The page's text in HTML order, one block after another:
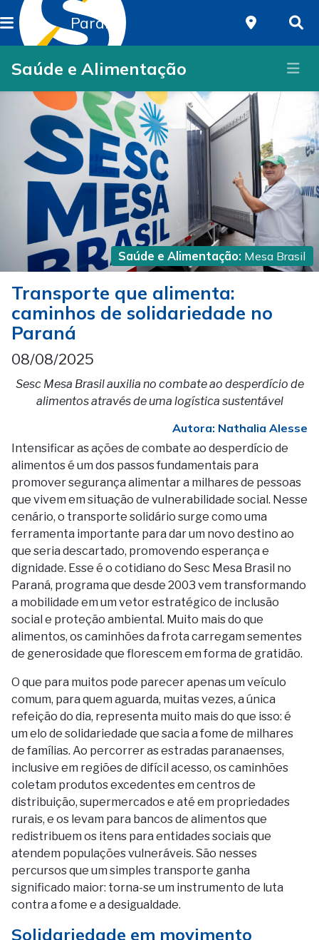
Paraná
Saúde e Alimentação
Saúde e Alimentação: Mesa Brasil
Transporte que alimenta:
caminhos de solidariedade no
Paraná
08/08/2025
Sesc Mesa Brasil auxilia no combate ao desperdício de
alimentos através de uma logística sustentável
Autora: Nathalia Alesse
Intensificar as ações de combate ao desperdício de
alimentos é um dos passos fundamentais para
promover segurança alimentar a milhares de pessoas
que vivem em situação de vulnerabilidade social. Nesse
cenário, o transporte solidário surge como uma
ferramenta importante para dar um novo destino ao
que seria descartado, promovendo esperança e
dignidade. Esse é o cotidiano do Sesc Mesa Brasil no
Paraná, programa que desde 2003 vem transformando
a mobilidade em um vetor estratégico de inclusão
social e proteção ambiental. Muito mais do que
alimentos, os caminhões da frota carregam sementes
de generosidade que florescem em forma de gratidão.
O que para muitos pode parecer apenas um veículo
comum, para quem aguarda, muitas vezes, a única
refeição do dia, representa muito mais do que isso: é
um elo de solidariedade que sacia a fome de milhares
de famílias. Ao percorrer as estradas paranaenses,
inclusive em regiões de difícil acesso, os caminhões
coletam produtos excedentes em centros de
distribuição, supermercados e até em propriedades
rurais, e os levam para bancos de alimentos que
redistribuem os itens para entidades sociais que
atendem populações vulneráveis. São nesses
percursos que um simples transporte ganha
significado maior: torna-se um instrumento de luta
contra a fome e a desigualdade.
Solidariedade em movimento